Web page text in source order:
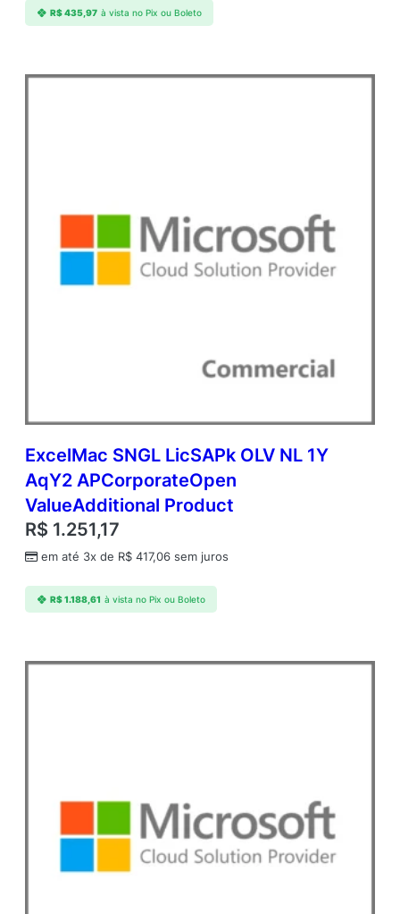
R$435,97 à vista no Pix ou Boleto
ExcelMac SNGL LicSAPk OLV NL 1Y
AqY2 APCorporateOpen
ValueAdditional Product
R$ 1.251,17
em até 3x de R$ 417,06 sem juros
R$1.188,61 à vista no Pix ou Boleto